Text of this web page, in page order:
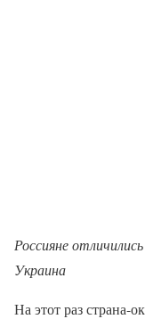
Россияне
Украина
На этот раз страна-